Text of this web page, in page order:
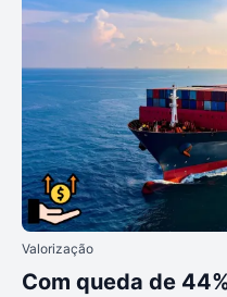
Valorização
Com queda de